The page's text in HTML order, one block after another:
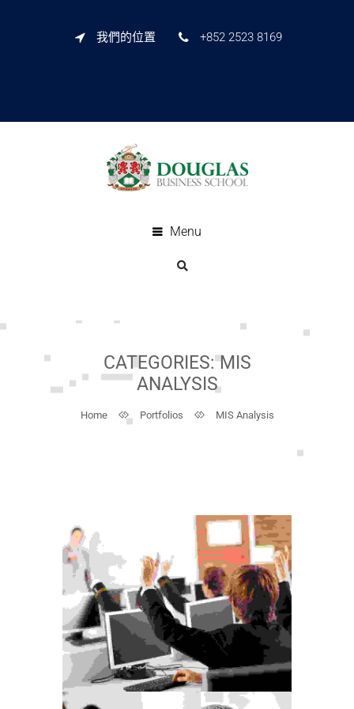
我們的位置 +852 2523 8169
Menu
CATEGORIES:MIS
ANALYSIS
Home Portfolios MIS Analysis